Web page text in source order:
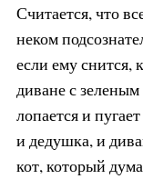
Считается, что
неком
если ему снится,
диване с
лопается и
и дедушка, и
кот, который